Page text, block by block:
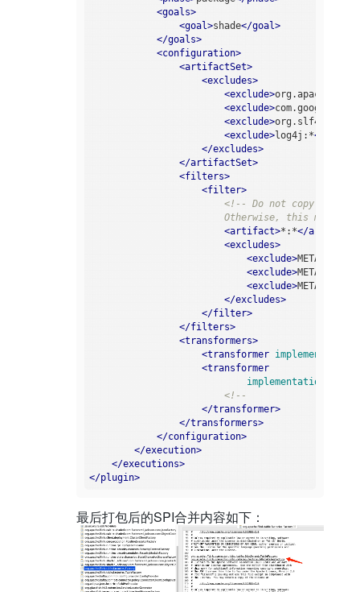
<goals>
<goal>shade</goal>
</goals>
<configuration>
<artifactSet>
<excludes>
<exclude>
<exclude>
<exclude>org.slf4j:*
<exclude>log4j:*</
</excludes>
</artifactSet>
<filters>
<filter>
<!-- Do not copy the
Otherwise, this might
<artifact>*:*</artifact
<excludes>
<exclude>META-INF/
<exclude>META-INF/
<exclude>META-INF/
</excludes>
</filter>
</filters>
<transformers>
<transformer implementation
<transformer
implementation
<!--
</transformer>
</transformers>
</configuration>
</execution>
</executions>
</plugin>
最后打包后的SPI合并内容如下：